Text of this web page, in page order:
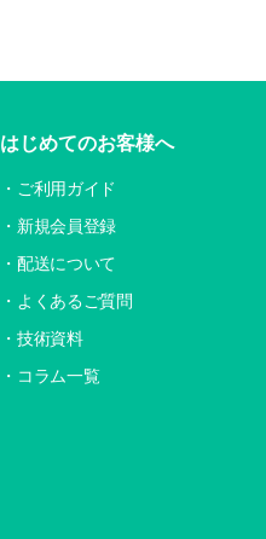
はじめてのお客様へ
ご利用ガイド
新規会員登録
配送について
よくあるご質問
技術資料
コラム一覧